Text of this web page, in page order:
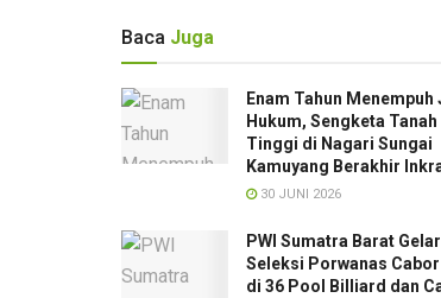
Baca Juga
Enam Tahun Menempuh
Hukum, Sengketa
Tinggi di Nagari Sungai
Kamuyang Berakhir
30 JUNI 2026
PWI Sumatra Barat Gelar
Seleksi Porwanas
di 36 Pool Billiard dan